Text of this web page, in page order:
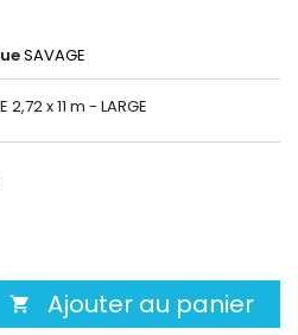
SAVAGE
x 11 m - LARGE
 Ajouter au panier